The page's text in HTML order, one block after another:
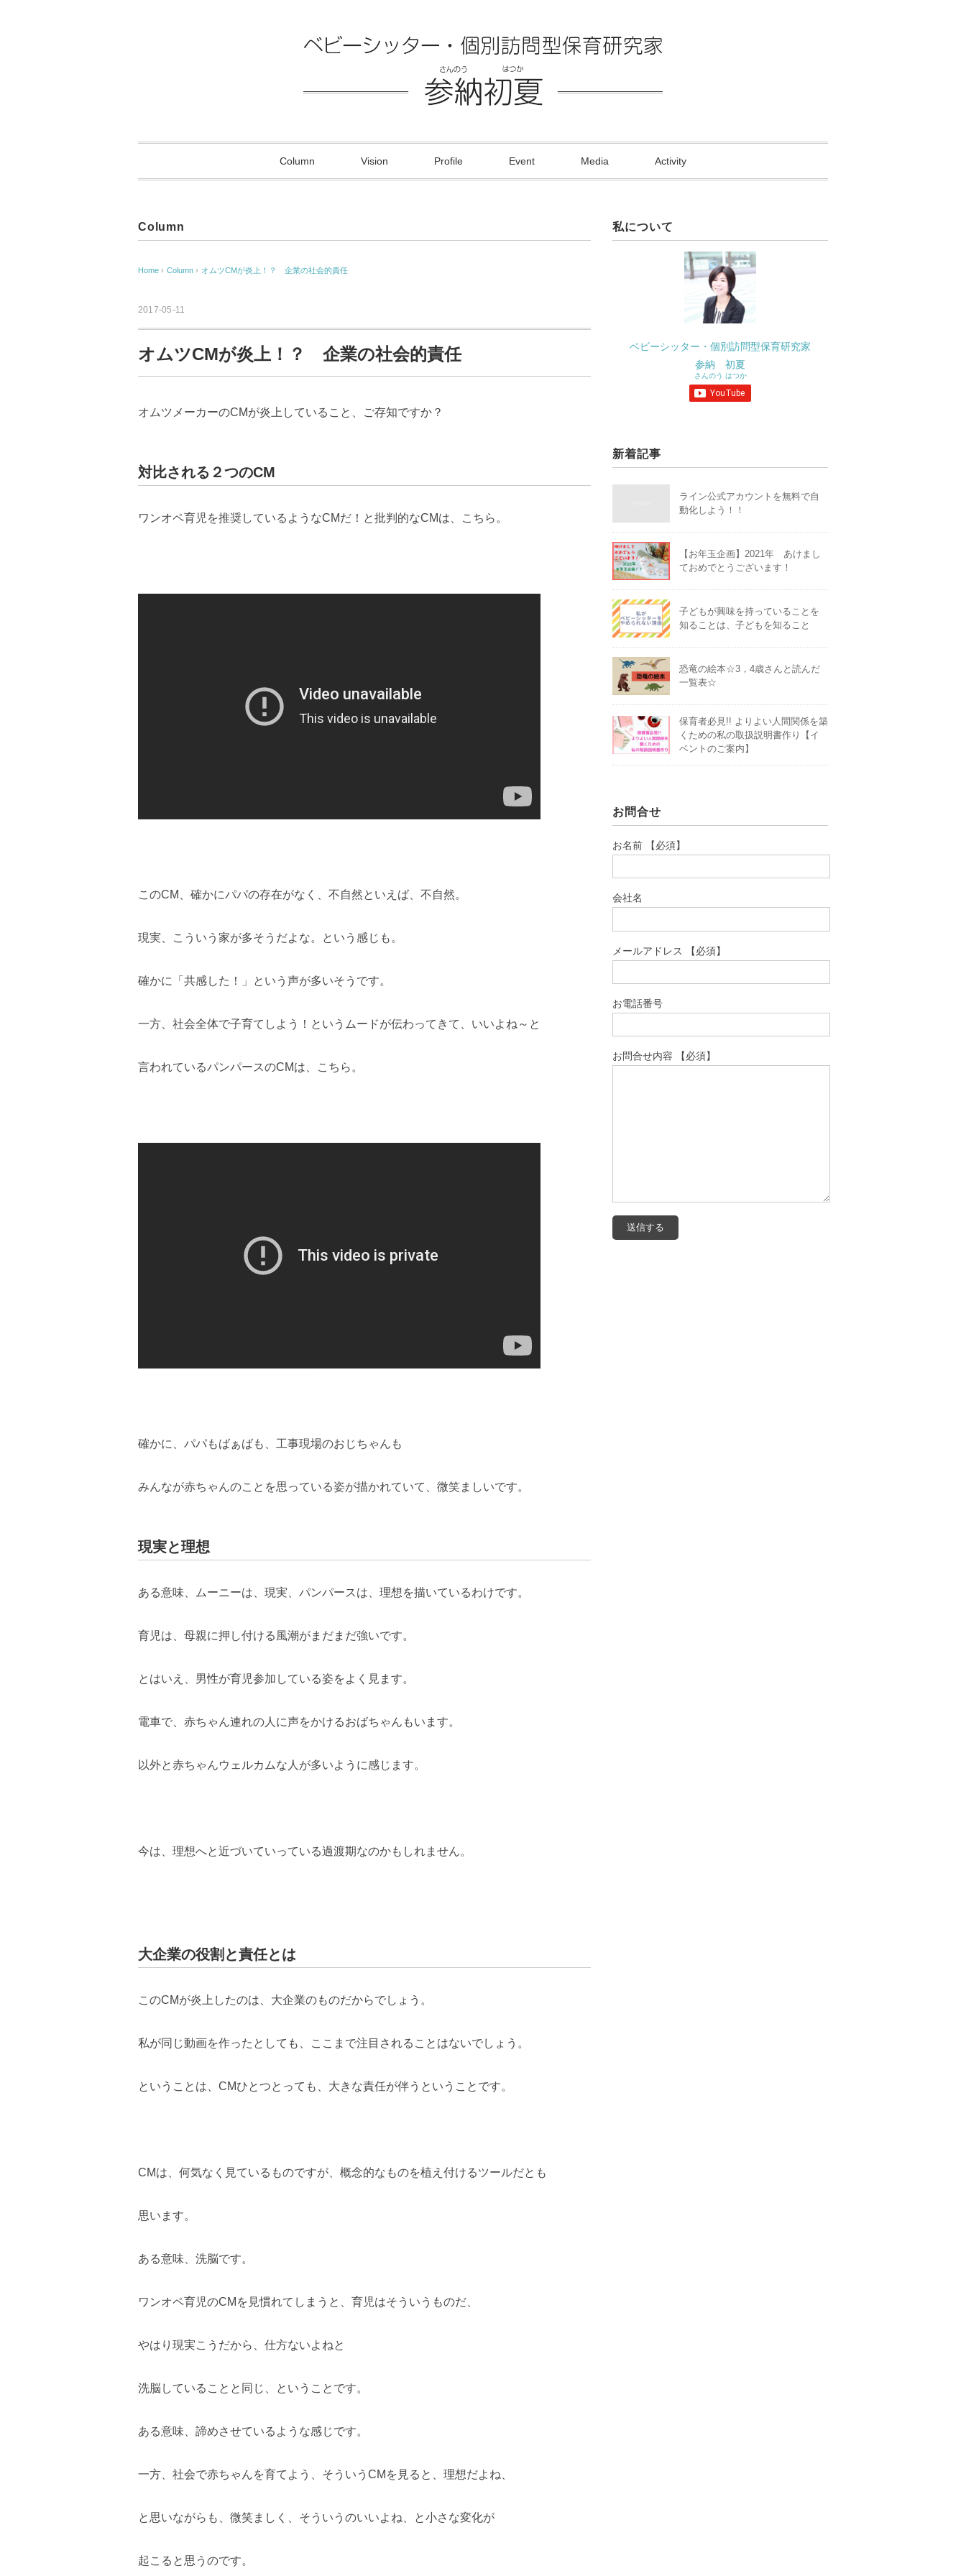
Column Vision Profile Event Media Activity
Column
Home › Column › オムツCMが炎上！？ 企業の社会的責任
2017-05-11
オムツCMが炎上！？ 企業の社会的責任
オムツメーカーのCMが炎上していること、ご存知ですか？
対比される２つのCM
ワンオペ育児を推奨しているようなCMだ！と批判的なCMは、こちら。
このCM、確かにパパの存在がなく、不自然といえば、不自然。
現実、こういう家が多そうだよな。という感じも。
確かに「共感した！」という声が多いそうです。
一方、社会全体で子育てしよう！というムードが伝わってきて、いいよね～と
言われているパンパースのCMは、こちら。
確かに、パパもばぁばも、工事現場のおじちゃんも
みんなが赤ちゃんのことを思っている姿が描かれていて、微笑ましいです。
現実と理想
ある意味、ムーニーは、現実、パンパースは、理想を描いているわけです。
育児は、母親に押し付ける風潮がまだまだ強いです。
とはいえ、男性が育児参加している姿をよく見ます。
電車で、赤ちゃん連れの人に声をかけるおばちゃんもいます。
以外と赤ちゃんウェルカムな人が多いように感じます。
今は、理想へと近づいていっている過渡期なのかもしれません。
大企業の役割と責任とは
このCMが炎上したのは、大企業のものだからでしょう。
私が同じ動画を作ったとしても、ここまで注目されることはないでしょう。
ということは、CMひとつとっても、大きな責任が伴うということです。
CMは、何気なく見ているものですが、概念的なものを植え付けるツールだとも
思います。
ある意味、洗脳です。
ワンオペ育児のCMを見慣れてしまうと、育児はそういうものだ、
やはり現実こうだから、仕方ないよねと
洗脳していることと同じ、ということです。
ある意味、諦めさせているような感じです。
一方、社会で赤ちゃんを育てよう、そういうCMを見ると、理想だよね、
と思いながらも、微笑ましく、そういうのいいよね、と小さな変化が
起こると思うのです。
私について
ベビーシッター・個別訪問型保育研究家
参納 初夏
さんのう はつか
新着記事
ライン公式アカウントを無料で自
動化しよう！！
【お年玉企画】2021年 あけまし
ておめでとうございます！
子どもが興味を持っていることを
知ることは、子どもを知ること
恐竜の絵本☆3，4歳さんと読んだ
一覧表☆
保育者必見!! よりよい人間関係を築
くための私の取扱説明書作り【イ
ベントのご案内】
お問合せ
お名前 【必須】
会社名
メールアドレス 【必須】
お電話番号
お問合せ内容 【必須】